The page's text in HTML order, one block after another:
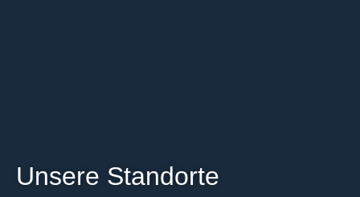
Unsere Standorte